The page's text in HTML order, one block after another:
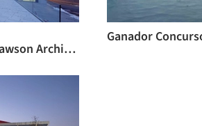
Opera House Linz / Terry Pawson Architects